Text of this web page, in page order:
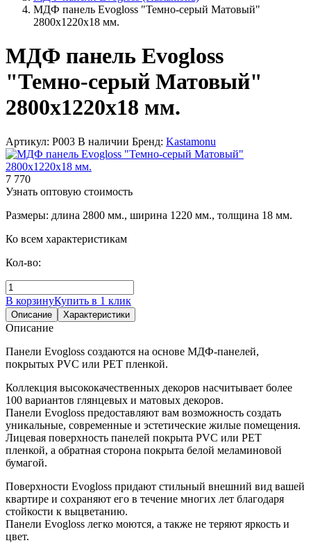
МДФ панель Evogloss "Темно-серый Матовый"
2800х1220х18 мм.
МДФ панель Evogloss
"Темно-серый Матовый"
2800х1220х18 мм.
Артикул: Р003 В наличии Бренд: Kastamonu
7 770
Узнать оптовую стоимость
Размеры: длина 2800 мм., ширина 1220 мм., толщина 18 мм.
Ко всем характеристикам
Кол-во:
В корзинуКупить в 1 клик
Описание Характеристики
Описание
Панели Evogloss создаются на основе МДФ-панелей,
покрытых PVC или PET пленкой.
Коллекция высококачественных декоров насчитывает более
100 вариантов глянцевых и матовых декоров.
Панели Evogloss предоставляют вам возможность создать
уникальные, современные и эстетические жилые помещения.
Лицевая поверхность панелей покрыта PVC или PET
пленкой, а обратная сторона покрыта белой меламиновой
бумагой.
Поверхности Evogloss придают стильный внешний вид вашей
квартире и сохраняют его в течение многих лет благодаря
стойкости к выцветанию.
Панели Evogloss легко моются, а также не теряют яркость и
цвет.